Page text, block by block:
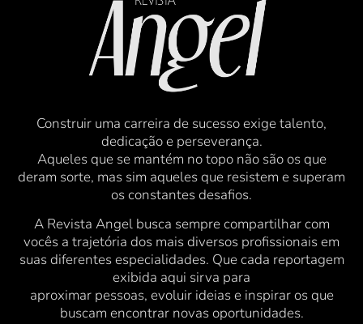
Construir uma carreira de sucesso exige talento,
dedicação e perseverança.
Aqueles que se mantém no topo não são os que
deram sorte, mas sim aqueles que resistem e superam
os constantes desafios.
A Revista Angel busca sempre compartilhar com
vocês a trajetória dos mais diversos profissionais em
suas diferentes especialidades. Que cada reportagem
exibida aqui sirva para
aproximar pessoas, evoluir ideias e inspirar os que
buscam encontrar novas oportunidades.